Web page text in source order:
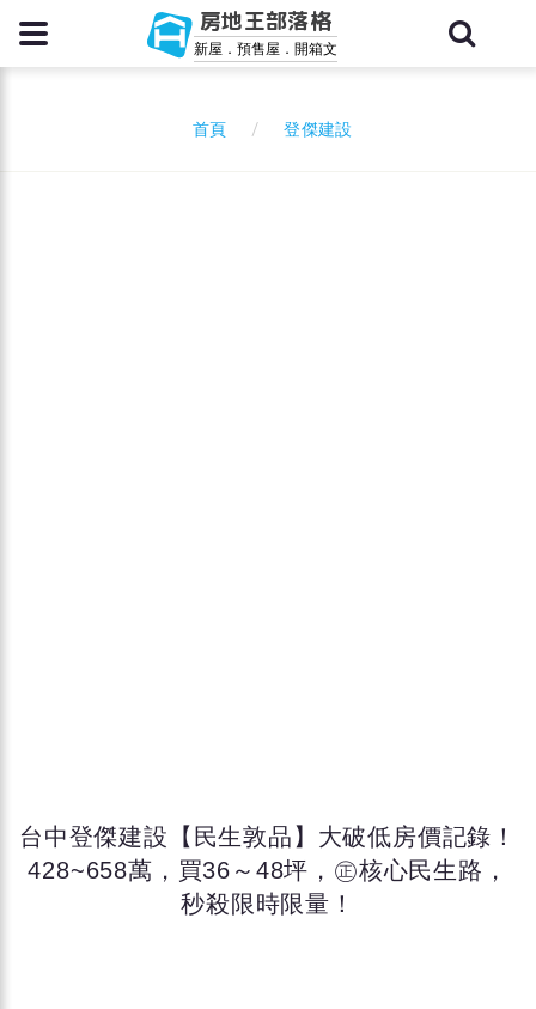
房地王部落格
新屋．預售屋．開箱文
首頁 登傑建設
台中登傑建設【民生敦品】大破低房價記錄！
428~658萬，買36～48坪，㊣核心民生路，
秒殺限時限量！